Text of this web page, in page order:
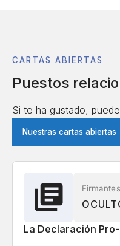
Nick Hay
Shahar Avin Centre
Risk, University of
Solon Angel
AI
Economic Forum
CARTAS ABIERTAS
Puestos
Si te ha gustado,
Nuestras cartas abiertas
Firmantes
La Declaración